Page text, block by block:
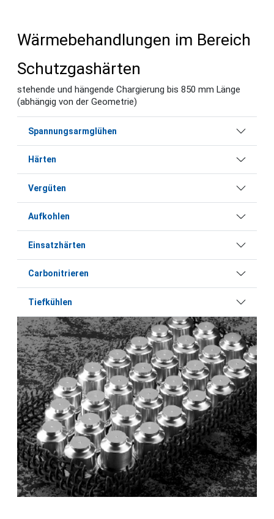
Wärmebehandlungen im Bereich
Schutzgashärten
stehende und hängende Chargierung bis 850 mm Länge
(abhängig von der Geometrie)
Spannungsarmglühen
Härten
Vergüten
Aufkohlen
Einsatzhärten
Carbonitrieren
Tiefkühlen